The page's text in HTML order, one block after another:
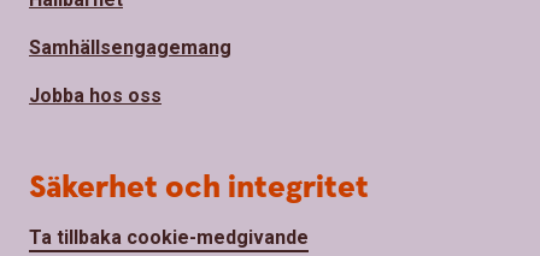
Samhällsengagemang
Jobba hos oss
Säkerhet och integritet
Ta tillbaka cookie-medgivande